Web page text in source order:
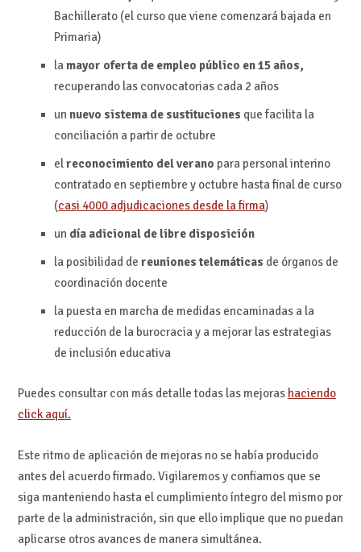
Bachillerato (el curso que viene comenzará bajada en
Primaria)
la mayor oferta de empleo público en 15 años,
recuperando las convocatorias cada 2 años
un nuevo sistema de sustituciones que facilita la
conciliación a partir de octubre
elreconocimiento del verano para personal interino
contratado en septiembre y octubre hasta final de curso
(casi 4000 adjudicaciones desde la firma)
un día adicional de libre disposición
la posibilidad de reuniones telemáticas de órganos de
coordinación docente
la puesta en marcha de medidas encaminadas a la
reducción de la burocracia y a mejorar las estrategias
de inclusión educativa
Puedes consultar con más detalle todas las mejoras haciendo
click aquí.
Este ritmo de aplicación de mejoras no se había producido
antes del acuerdo firmado. Vigilaremos y confiamos que se
siga manteniendo hasta el cumplimiento íntegro del mismo por
parte de la administración, sin que ello implique que no puedan
aplicarse otros avances de manera simultánea.